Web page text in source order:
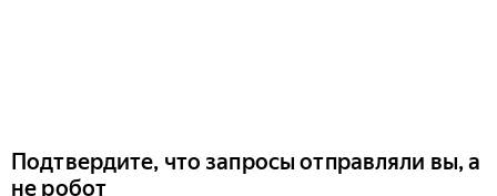
Подтвердите, что запросы отправляли вы, а
не робот